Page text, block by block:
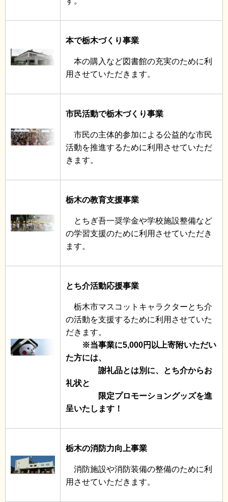
本で栃木づくり事業
本の購入など図書館の充実のために利
用させていただきます。
市民活動で栃木づくり事業
市民の主体的参加による公益的な市民
活動を推進するために利用させていただ
きます。
栃木の教育支援事業
とちぎ吾一奨学金や学校施設整備など
の学習支援のために利用させていただき
ます。
とち介活動応援事業
栃木市マスコットキャラクターとち介
の活動を支援するために利用させていた
だきます。
※当事業に5,000円以上寄附いただい
た方には、
謝礼品とは別に、とち介からお
礼状と
限定プロモーショングッズを進
呈いたします！
栃木の消防力向上事業
消防施設や消防装備の整備のために利
用させていただきます。